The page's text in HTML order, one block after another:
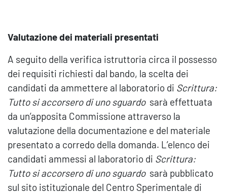
Valutazione dei materiali presentati
A seguito della verifica istruttoria circa il possesso
dei requisiti richiesti dal bando, la scelta dei
candidati da ammettere al laboratorio di Scrittura:
Tutto si accorsero di uno sguardo sarà effettuata
da un’apposita Commissione attraverso la
valutazione della documentazione e del materiale
presentato a corredo della domanda. L’elenco dei
candidati ammessi al laboratorio di Scrittura:
Tutto si accorsero di uno sguardo sarà pubblicato
sul sito istituzionale del Centro Sperimentale di